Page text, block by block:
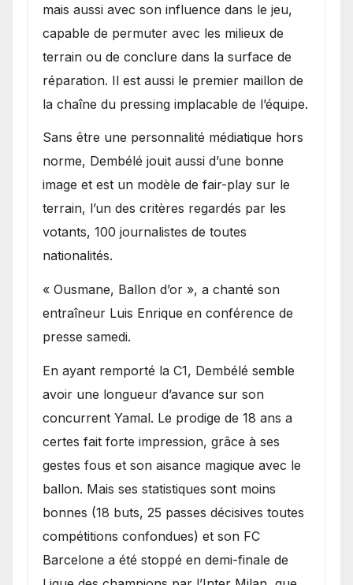
mais aussi avec son influence dans le jeu,
capable de permuter avec les milieux de
terrain ou de conclure dans la surface de
réparation. Il est aussi le premier maillon de
la chaîne du pressing implacable de l’équipe.
Sans être une personnalité médiatique hors
norme, Dembélé jouit aussi d’une bonne
image et est un modèle de fair-play sur le
terrain, l’un des critères regardés par les
votants, 100 journalistes de toutes
nationalités.
« Ousmane, Ballon d’or », a chanté son
entraîneur Luis Enrique en conférence de
presse samedi.
En ayant remporté la C1, Dembélé semble
avoir une longueur d’avance sur son
concurrent Yamal. Le prodige de 18 ans a
certes fait forte impression, grâce à ses
gestes fous et son aisance magique avec le
ballon. Mais ses statistiques sont moins
bonnes (18 buts, 25 passes décisives toutes
compétitions confondues) et son FC
Barcelone a été stoppé en demi-finale de